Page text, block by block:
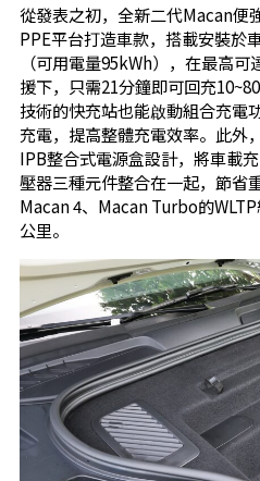
從發表之初，全新二代Macan便
PPE平台打造車款，搭載安裝於
（可用電量95kWh），在最高
援下，只需21分鐘即可回充
技術的快充站也能啟動組合充電
充電，提高整體充電效率。此外
IPB整合式電源盒設計，將車載
壓器三種元件整合在一起，節省
Macan 4、Macan Turbo的
公里。